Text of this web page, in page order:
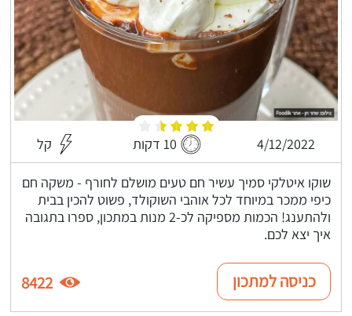
4/12/2022 10 דקות קל
שוקו איטלקי סמיך עשיר חם טעים מושלם לחורף - משקה חם
כיפי ממכר במיוחד לכל אוהבי השוקולד, פשוט להכין בבית
ולהתענג! הכמות מספיקה לכ-2 מנות במתכון, ספרו בתגובה
איך יצא לכם.
כניסה למתכון 8422